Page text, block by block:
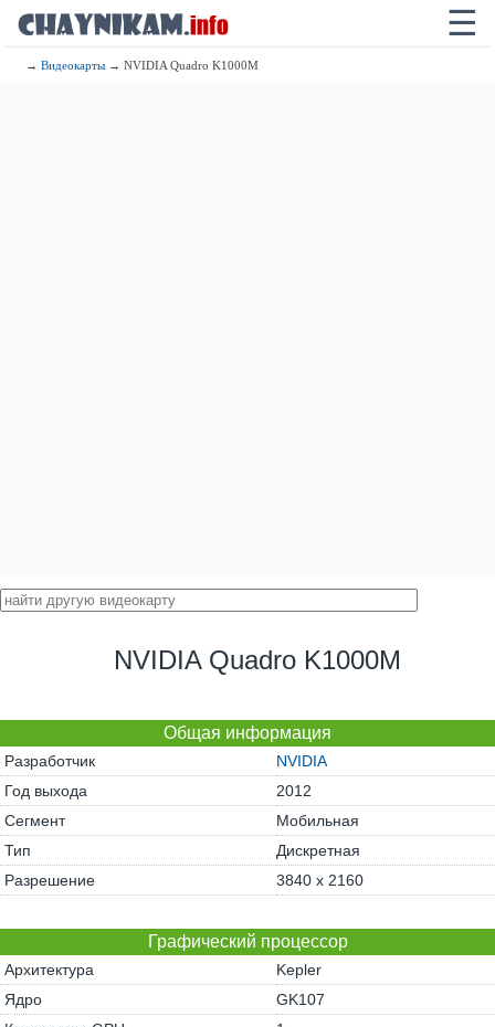
☰
→Видеокарты → NVIDIA Quadro K1000M
NVIDIA Quadro K1000M
Общая информация
Разработчик
NVIDIA
Год выхода
2012
Сегмент
Мобильная
Тип
Дискретная
Разрешение
3840 x 2160
Графический процессор
Архитектура
Kepler
Ядро
GK107